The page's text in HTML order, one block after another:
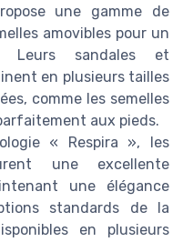
une gamme de
amovibles pour un
Leurs sandales et
en plusieurs tailles
comme les semelles
aux pieds.
« Respira », les
une excellente
une élégance
standards de la
en plusieurs